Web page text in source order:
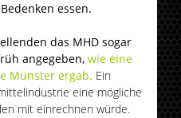
essen.
das MHD sogar
angegeben,wie eine
Münster ergab. Ein
eine mögliche
mit einrechnen würde.